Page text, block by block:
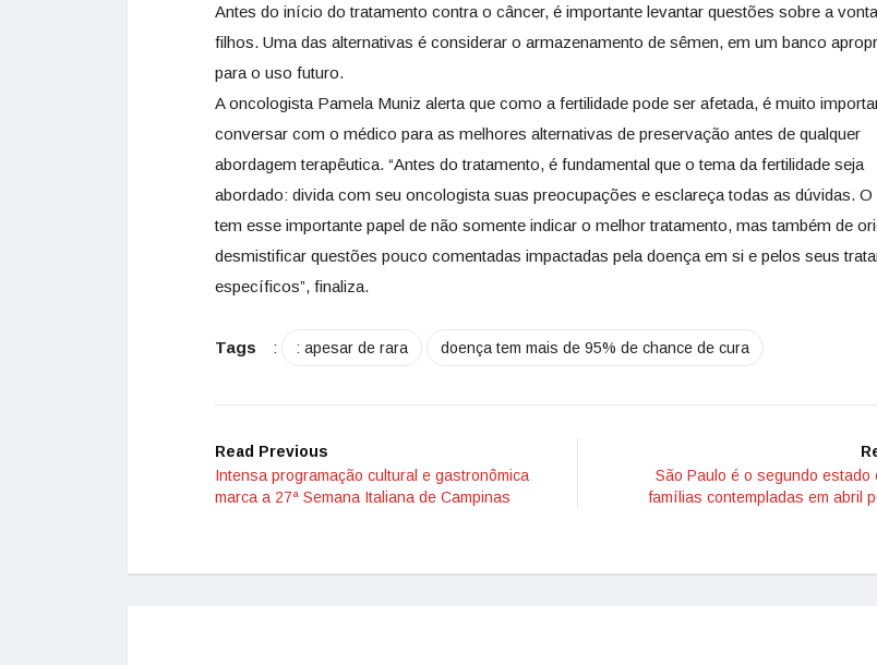
Antes do início do tratamento contra o câncer, é importante levantar questões sobre a
filhos. Uma das alternativas é considerar o armazenamento de sêmen, em um banco
para o uso futuro.
A oncologista Pamela Muniz alerta que como a fertilidade pode ser afetada, é muito
conversar com o médico para as melhores alternativas de preservação antes de qualquer
abordagem terapêutica. “Antes do tratamento, é fundamental que o tema da fertilidade seja
abordado: divida com seu oncologista suas preocupações e esclareça todas as dúvidas. O
tem esse importante papel de não somente indicar o melhor tratamento, mas também de
desmistificar questões pouco comentadas impactadas pela doença em si e pelos seus
específicos”, finaliza.
Tags : : apesar de rara doença tem mais de 95% de chance de cura
Read Previous
Intensa programação cultural e gastronômica
marca a 27ª Semana Italiana de Campinas
São Paulo é o segundo estado
famílias contempladas em abril